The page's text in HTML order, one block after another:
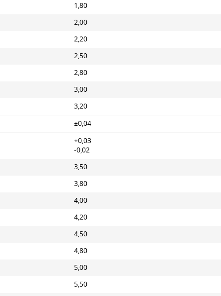
1,80
2,00
2,20
2,50
2,80
3,00
3,20
±0,04
+0,03
-0,02
3,50
3,80
4,00
4,20
4,50
4,80
5,00
5,50